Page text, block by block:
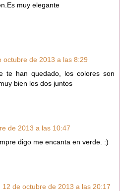
muy elegante
octubre de 2013 a las 8:29
te han quedado, los colores son
bien los dos juntos
de 2013 a las 10:47
digo me encanta en verde. :)
12 de octubre de 2013 a las 20:17